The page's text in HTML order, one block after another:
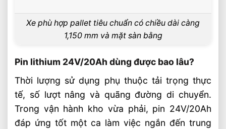
Xe phù hợp pallet tiêu chuẩn có chiều dài càng
1,150 mm và mặt sàn bằng
Pin lithium 24V/20Ah dùng được bao lâu?
Thời lượng sử dụng phụ thuộc tải trọng thực
tế, số lượt nâng và quãng đường di chuyển.
Trong vận hành kho vừa phải, pin 24V/20Ah
đáp ứng tốt một ca làm việc ngắn đến trung